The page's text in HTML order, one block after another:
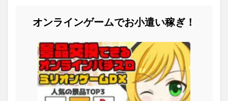
オンラインゲームでお小遣い稼ぎ！